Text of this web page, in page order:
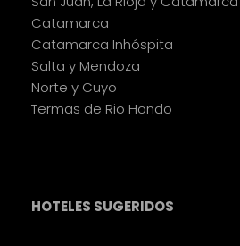
Catamarca
Catamarca Inhóspita
Salta y Mendoza
Norte y Cuyo
Termas de Rio Hondo
HOTELES SUGERIDOS